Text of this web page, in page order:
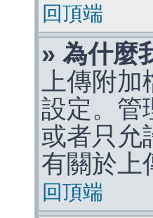
回頂端
» 為什麼
上傳附加
設定。管
或者只允
有關於上
回頂端